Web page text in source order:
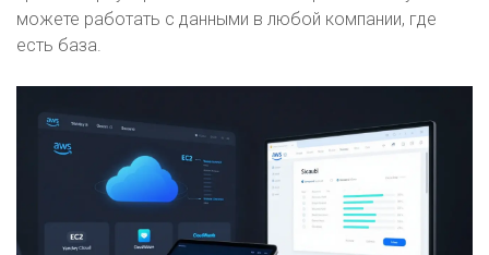
можете работать с данными в любой компании, где
есть база.